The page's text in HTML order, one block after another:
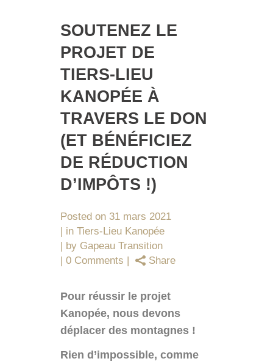
SOUTENEZ LE
PROJET DE
TIERS-LIEU
KANOPÉE À
TRAVERS LE DON
(ET BÉNÉFICIEZ
DE RÉDUCTION
D’IMPÔTS !)
Posted on 31 mars 2021
in Tiers-Lieu Kanopée
by Gapeau Transition
0 Comments
Share
Pour réussir le projet
Kanopée, nous devons
déplacer des montagnes !
Rien d’impossible, comme